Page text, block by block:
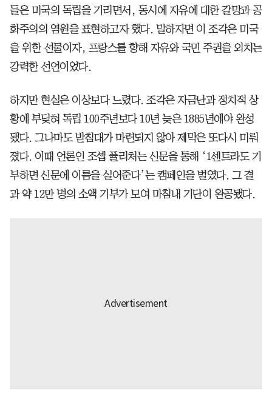
들은 미국의 독립을 기리면서, 동시에 자유에 대한 갈망과 공
화주의의 염원을 표현하고자 했다. 말하자면 이 조각은 미국
을 위한 선물이자, 프랑스를 향해 자유와 국민 주권을 외치는
강력한 선언이었다.
하지만 현실은 이상보다 느렸다. 조각은 자금난과 정치적 상
황에 부딪혀 독립 100주년보다 10년 늦은 1885년에야 완성
됐다. 그나마도 받침대가 마련되지 않아 제막은 또다시 미뤄
졌다. 이때 언론인 조셉 퓰리처는 신문을 통해 ‘1센트라도 기
부하면 신문에 이름을 실어준다’는 캠페인을 벌였다. 그 결
과 약 12만 명의 소액 기부가 모여 마침내 기단이 완공됐다.